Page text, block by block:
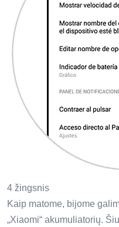
4 žingsnis
Kaip matome, bijome
„Xiaomi“ akumuliatorių.